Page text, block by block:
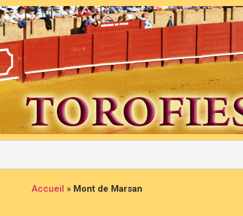
Accueil » Mont de Marsan